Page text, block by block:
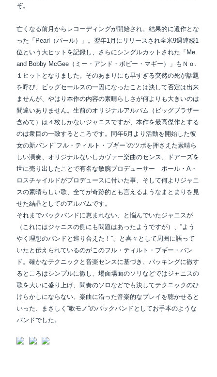
ぞ。
亡くなる前月からレコーディングが開始され、結果的に遺作とな
った「Pearl（パール）」。翌年1月にリリースされ全米9週連続1
位という大ヒットを記録し、さらにシングルカットされた 「Me
and Bobby McGee（ミー・アンド・ボビー・マギー）」もＮｏ.
１ヒットとなりました。 そのあまりにも早すぎる突然の死が話題
を呼び、ビッグセールスの一因になったことは決して否定は出来
ませんが、やはり本作の内容の素晴らしさが何よりも大きいのは
間違いありません。生前のオリジナルアルバム（ビッグブラザー
含めて）は４枚しかないジャニスですが、本作を最高傑作とする
のは衆目の一致するところです。同年6月より活動を開始した彼
女の新バンド”フル・ティルト・ブギー”のツボを押さえた素晴ら
しい演奏、オリジナルないしカヴァー楽曲のセンス、ドアーズを
世に売り出したことで有名な敏腕プロデューサー ポール・A・
ロスチャイルドがプロデュースに付いた事、そして何よりジャニ
スの素晴らしい歌、全てが奇跡的とも言えるような まとまりを見
せた結晶としてのアルバムです。
それまでバックバンドに恵まれない、と悩んでいたジャニスが
（これにはジャニスの側にも問題はあったようですが）、”よう
やく理想のバンドと巡り合えた！”、と喜々として周囲に語って
いたと伝えられているのがこのフル・ティルト・ブギー・バン
ド。確かなテクニックと音楽センスに基づき、バッキングに徹す
るところはシンプルに徹し、場面場面のソリなどではジャニスの
歌を大いに盛り上げ、間奏のソロなどでも決してテクニックのひ
けらかしにならない、楽曲に沿った音楽的なプレイを聴かせると
いった、まさしく”歌モノ”のバックバンドとしてお手本のような
バンドでした。